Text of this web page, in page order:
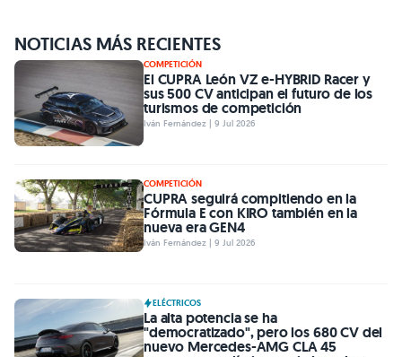
NOTICIAS MÁS RECIENTES
COMPETICIÓN
El CUPRA León VZ e-HYBRID Racer y
sus 500 CV anticipan el futuro de los
turismos de competición
Iván Fernández | 9 Jul 2026
COMPETICIÓN
CUPRA seguirá compitiendo en la
Fórmula E con KIRO también en la
nueva era GEN4
Iván Fernández | 9 Jul 2026
ELÉCTRICOS
La alta potencia se ha
"democratizado", pero los 680 CV del
nuevo Mercedes-AMG CLA 45